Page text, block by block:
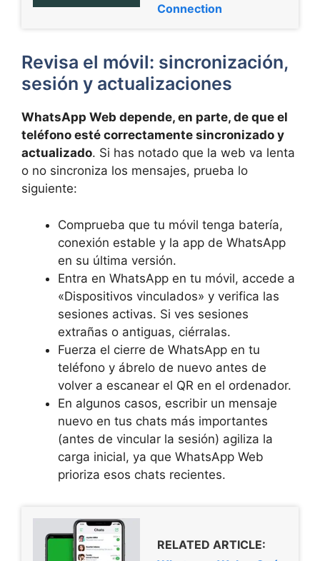
Connection
Revisa el móvil: sincronización,
sesión y actualizaciones
WhatsApp Web depende, en parte, de que el
teléfono esté correctamente sincronizado y
actualizado. Si has notado que la web va lenta
o no sincroniza los mensajes, prueba lo
siguiente:
Comprueba que tu móvil tenga batería,
conexión estable y la app de WhatsApp
en su última versión.
Entra en WhatsApp en tu móvil, accede a
«Dispositivos vinculados» y verifica las
sesiones activas. Si ves sesiones
extrañas o antiguas, ciérralas.
Fuerza el cierre de WhatsApp en tu
teléfono y ábrelo de nuevo antes de
volver a escanear el QR en el ordenador.
En algunos casos, escribir un mensaje
nuevo en tus chats más importantes
(antes de vincular la sesión) agiliza la
carga inicial, ya que WhatsApp Web
prioriza esos chats recientes.
RELATED ARTICLE: